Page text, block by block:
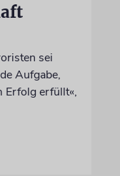
sei
Aufgabe,
Erfolg erfüllt«,